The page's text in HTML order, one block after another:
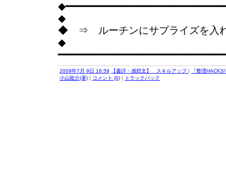
◆
◆ ⇒ ルーチンにサプライズを入
◆
2009年7月 9日 16:59 【書評・感想文】 スキルアップ |
『整理
小山龍介(著) | コメント (0) | トラックバック